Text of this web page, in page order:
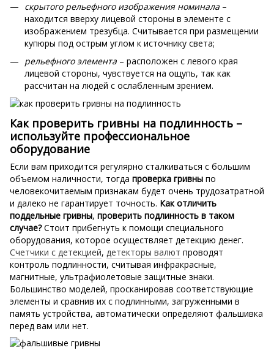
скрытого рельефного изображения номинала –
находится вверху лицевой стороны в элементе с
изображением трезубца. Считывается при размещении
купюры под острым углом к источнику света;
рельефного элемента – расположен с левого края
лицевой стороны, чувствуется на ощупь, так как
рассчитан на людей с ослабленным зрением.
Как проверить гривны на подлинность –
используйте профессиональное
оборудование
Если вам приходится регулярно сталкиваться с большим
объемом наличности, тогда проверка гривны по
человекочитаемым признакам будет очень трудозатратной
и далеко не гарантирует точность. Как отличить
поддельные гривны, проверить подлинность в таком
случае?Стоит прибегнуть к помощи специального
оборудования, которое осуществляет детекцию денег.
Счетчики с детекцией, детекторы валют проводят
контроль подлинности, считывая инфракрасные,
магнитные, ультрафиолетовые защитные знаки.
Большинство моделей, просканировав соответствующие
элементы и сравнив их с подлинными, загруженными в
память устройства, автоматически определяют фальшивка
перед вам или нет.